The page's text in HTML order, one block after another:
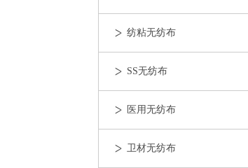
纺粘无纺布
SS无纺布
医用无纺布
卫材无纺布